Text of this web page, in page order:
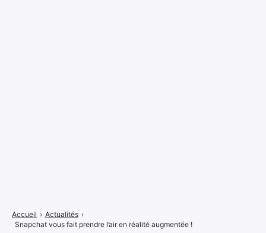
Accueil › Actualités ›
Snapchat vous fait prendre l’air en réalité augmentée !